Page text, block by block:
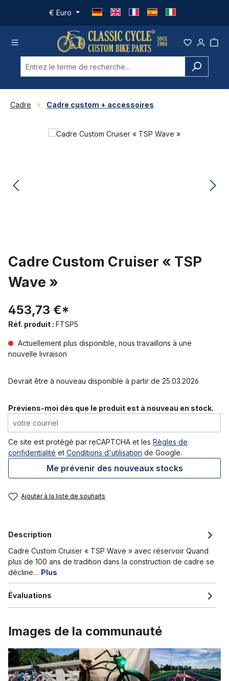
Passer au contenu principal
€ Euro
Cadre Cadre custom + accessoires
Ignorer la galerie d'images
Cadre Custom Cruiser « TSP
Wave »
453,73 €*
Réf. produit : FTSP5
Actuellement plus disponible, nous travaillons à une
nouvelle livraison
Devrait être à nouveau disponible à partir de 25.03.2026
Préviens-moi dès que le produit est à nouveau en stock.
votre courriel
Ce site est protégé par reCAPTCHA et les Règles de
confidentialité et Conditions d'utilisation de Google.
Me prévenir des nouveaux stocks
Ajouter à la liste de souhaits
Description
Cadre Custom Cruiser « TSP Wave » avec réservoir Quand
plus de 100 ans de tradition dans la construction de cadre se
décline… Plus
Évaluations
Images de la communauté